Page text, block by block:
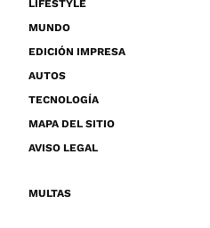
LIFESTYLE
MUNDO
EDICIÓN IMPRESA
AUTOS
TECNOLOGÍA
MAPA DEL SITIO
AVISO LEGAL
MULTAS